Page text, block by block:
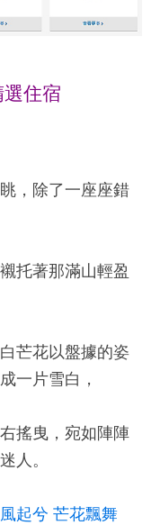
住宿
，除了一座座錯
托著那滿山輕盈
芒花以盤據的姿
一片雪白，
搖曳，宛如陣陣
人。
起兮 芒花飄舞